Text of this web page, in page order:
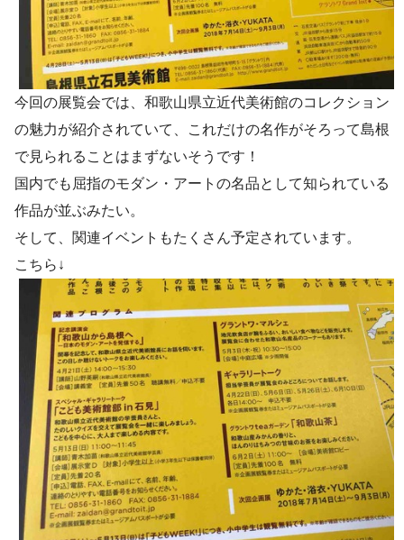
今回の展覧会では、和歌山県立近代美術館のコレクション
の魅力が紹介されていて、これだけの名作がそろって島根
で見られることはまずないそうです！
国内でも屈指のモダン・アートの名品として知られている
作品が並ぶみたい。
そして、関連イベントもたくさん予定されています。
こちら↓